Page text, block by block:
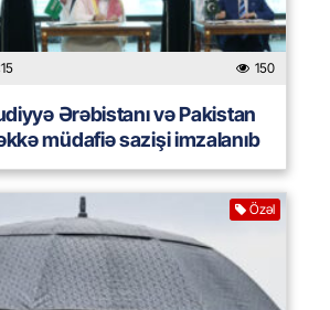
150
Ərəbistanı və Pakistan
müdafiə sazişi imzalanıb
Özəl